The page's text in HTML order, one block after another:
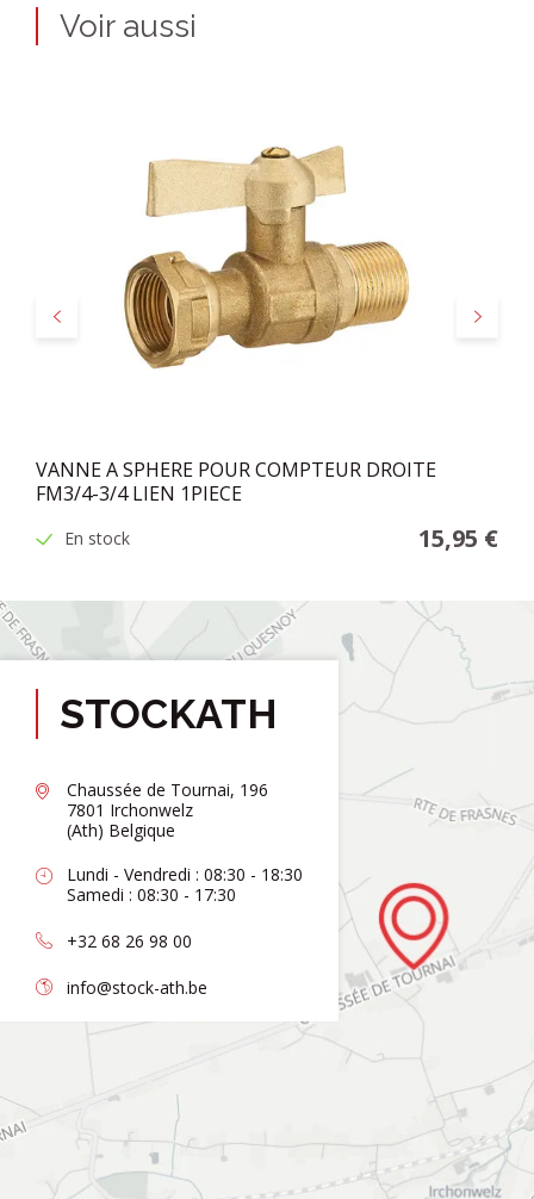
Voir aussi
Précédent Suivant
VANNE A SPHERE POUR COMPTEUR DROITE
FM3/4-3/4 LIEN 1PIECE
En stock 15,95 €
STOCKATH
Chaussée de Tournai, 196
7801 Irchonwelz
(Ath) Belgique
Lundi - Vendredi : 08:30 - 18:30
Samedi : 08:30 - 17:30
+32 68 26 98 00
info@stock-ath.be